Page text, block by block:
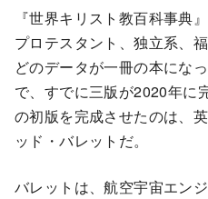
『世界キリスト教百科事典
プロテスタント、独立系、
どのデータが一冊の本にな
で、すでに三版が2020年に
の初版を完成させたのは、
ッド・バレットだ。
バレットは、航空宇宙エン